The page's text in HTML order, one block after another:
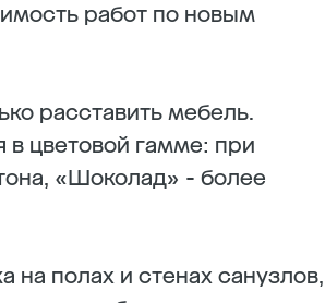
работ по новым
расставить мебель.
в цветовой гамме: при
«Шоколад» - более
на полах и стенах санузлов,